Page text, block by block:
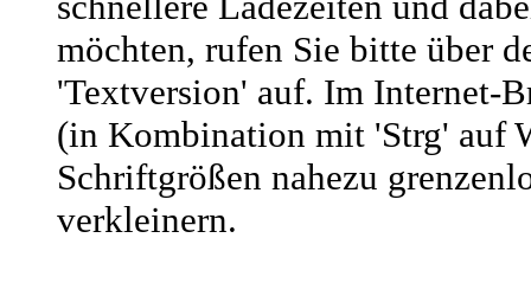
möchten, rufen Sie bitte über
'Textversion' auf. Im Internet-
(in Kombination mit 'Strg' auf
Schriftgrößen nahezu
verkleinern.